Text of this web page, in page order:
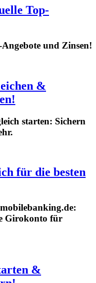
Top-
Angebote und Zinsen!
&
starten: Sichern
für die besten
Girokonto für
&